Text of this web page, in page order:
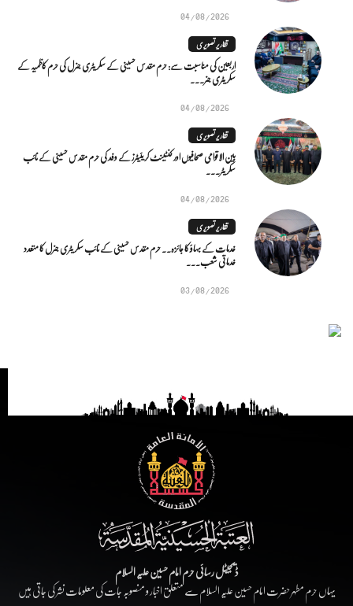
04/08/2026
تقاریر تصویری
اربعین کی مناسبت سے: حرم مقدس حسینی کے سکریٹری جنرل کی حرم کاظمیہ کے
سکریٹری جنر...
04/08/2026
تقاریر تصویری
بین الاقوامی صحافیوں اور کنٹینٹ کریئیٹرز کے وفد کی حرم مقدس حسینی کے نائب
سکریٹر...
04/08/2026
تقاریر تصویری
خدمات کے بہاؤ کا جائزہ.. حرم مقدس حسینی کے نائب سکریٹری جنرل کا متعدد
خدماتی شعب...
03/08/2026
ڈیجیٹل رسائی حرم امام حسین علیہ السلام
یہاں حرم مطہر حضرت امام حسین علیہ السلام سے متعلق اخبار و منصوبہ جات کی معلومات نشر کی جاتی ہیں